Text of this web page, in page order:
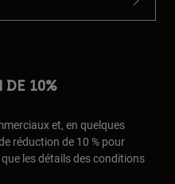
DE 10%
et, en quelques
réduction de 10 % pour
les détails des conditions